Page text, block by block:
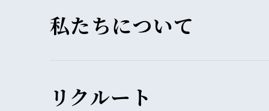
私たちについて
リクルート